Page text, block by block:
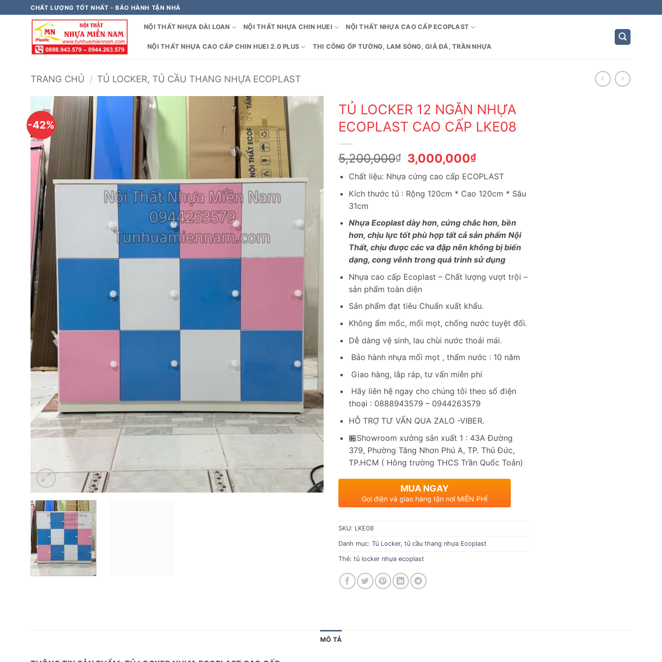
qua
CHẤT LƯỢNG TỐT NHẤT - BẢO HÀNH TẬN NHÀ
NỘI THẤT NHỰA ĐÀI LOAN NỘI THẤT NHỰA CHIN HUEI NỘI THẤT NHỰA CAO CẤP ECOPLAST
NỘI THẤT NHỰA CAO CẤP CHIN HUEI 2.0 PLUS THI CÔNG ỐP TƯỜNG, LAM SÓNG, GIẢ ĐÁ, TRẦN NHỰA
TRANG CHỦ / TỦ LOCKER, TỦ CẦU THANG NHỰA ECOPLAST
-42%
TỦ LOCKER 12 NGĂN NHỰA
ECOPLAST CAO CẤP LKE08
5,200,000₫
Giá
gốc
là:
5,200,000₫.
3,000,000₫Giá
hiện
tại
là:
Chất liệu: Nhựa cứng cao cấp ECOPLAST
Kích thước tủ : Rộng 120cm * Cao 120cm * Sâu
31cm
Nhựa Ecoplast dày hơn, cứng chắc hơn, bền
hơn, chịu lực tốt phù hợp tất cả sản phẩm Nội
Thất, chịu được các va đập nên không bị biến
dạng, cong vênh trong quá trình sử dụng
Nhựa cao cấp Ecoplast – Chất lượng vượt trội –
sản phẩm toàn diện
Sản phẩm đạt tiêu Chuẩn xuất khẩu.
Không ẩm mốc, mối mọt, chống nước tuyệt đối.
Dễ dàng vệ sinh, lau chùi nước thoải mái.
Bảo hành nhựa mối mọt , thấm nước : 10 năm
Giao hàng, lắp ráp, tư vấn miễn phí
Hãy liên hệ ngay cho chúng tôi theo số điện
thoại : 0888943579 – 0944263579
HỖ TRỢ TƯ VẤN QUA ZALO -VIBER.
🏪Showroom xưởng sản xuất 1 : 43A Đường
379, Phường Tăng Nhơn Phú A, TP. Thủ Đức,
TP.HCM ( Hông trường THCS Trần Quốc Toản)
MUA NGAY
Gọi điện và giao hàng tận nơi MIỄN PHÍ
SKU: LKE08
Danh mục: Tủ Locker, tủ cầu thang nhựa Ecoplast
Thẻ: tủ locker nhựa ecoplast
MÔ TẢ